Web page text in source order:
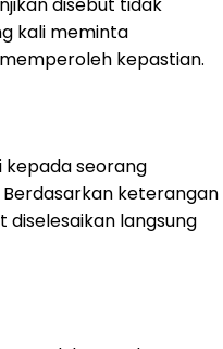
disebut tidak
kali meminta
kepastian.
kepada seorang
keterangan
langsung